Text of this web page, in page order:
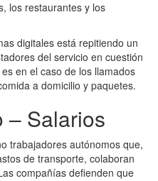
los restaurantes y los
digitales está repitiendo un
del servicio en cuestión
en el caso de los llamados
a domicilio y paquetes.
– Salarios
trabajadores autónomos que,
de transporte, colaboran
compañías defienden que